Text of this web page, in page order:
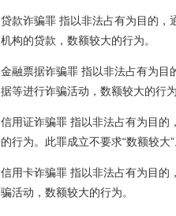
贷款诈骗罪 指以非法占有为目的，
机构的贷款，数额较大的行为。
金融票据诈骗罪 指以非法占有为目
据等进行诈骗活动，数额较大的行为
信用证诈骗罪 指以非法占有为目的
的行为。此罪成立不要求“数额较大”
信用卡诈骗罪 指以非法占有为目的
骗活动，数额较大的行为。